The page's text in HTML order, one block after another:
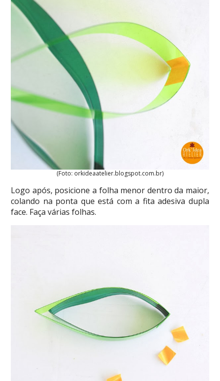
(Foto: orkideaatelier.blogspot.com.br)
Logo após, posicione a folha menor dentro da maior,
colando na ponta que está com a fita adesiva dupla
face. Faça várias folhas.